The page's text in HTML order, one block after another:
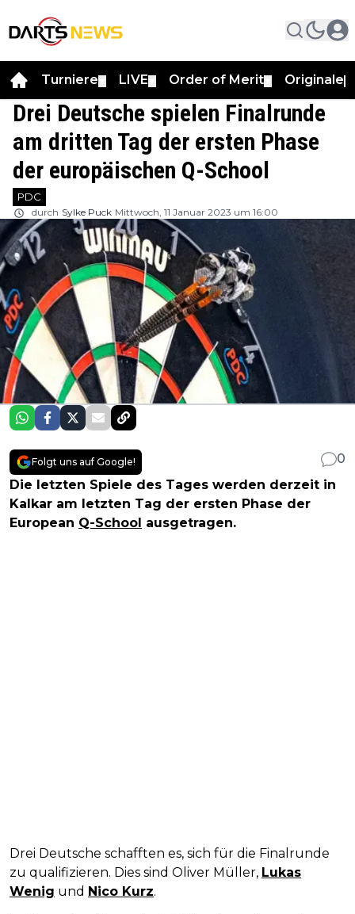
Turniere LIVE Order of Merit Originale
Drei Deutsche spielen Finalrunde
am dritten Tag der ersten Phase
der europäischen Q-School
PDC
durch Sylke Puck Mittwoch, 11 Januar 2023 um 16:00
Folgt uns auf Google!
0
Die letzten Spiele des Tages werden derzeit in
Kalkar am letzten Tag der ersten Phase der
European Q-School ausgetragen.
Drei Deutsche schafften es, sich für die Finalrunde
zu qualifizieren. Dies sind Oliver Müller, Lukas
Wenig und Nico Kurz.